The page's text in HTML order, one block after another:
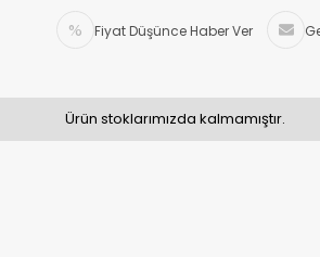
Fiyat Düşünce Haber Ver
Ürün stoklarımızda kalmamıştır.